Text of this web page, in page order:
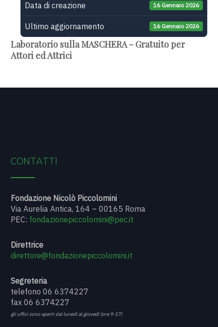
Data di creazione 16 Gennaio 2026
Ultimo aggiornamento 16 Gennaio 2026
Laboratorio sulla MASCHERA - Gratuito per
Attori ed Attrici
CONTATTI
Fondazione Nicolò Piccolomini
Via Aurelia Antica, 164 – 00165 Roma
PEC: fondazionepiccolomini@pec.it
Direttrice
direttore@fondazionepiccolomini.it
Segreteria
telefono 06 6374227
fax 06 6374227
gli uffici sono aperti dal lunedì al giovedì (ore 9-17)